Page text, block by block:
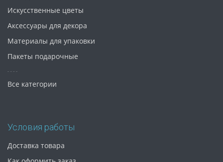
Искусственные цветы
Аксессуары для декора
Материалы для упаковки
Пакеты подарочные
Все категории
Условия работы
Доставка товара